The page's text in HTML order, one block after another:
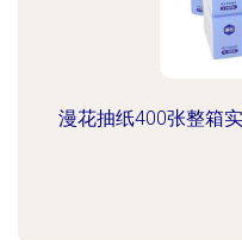
漫花抽纸400张整箱